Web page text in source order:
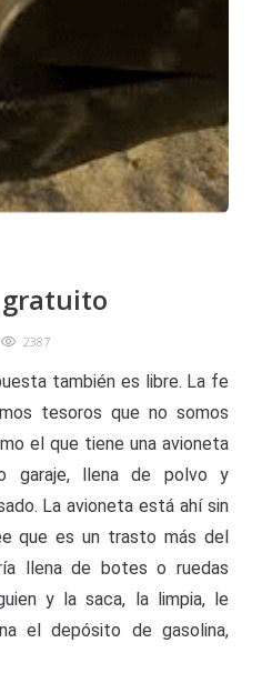
gratuito
2387
también es libre. La fe
tesoros que no somos
el que tiene una avioneta
garaje, llena de polvo y
La avioneta está ahí sin
que es un trasto más del
llena de botes o ruedas
y la saca, la limpia, le
el depósito de gasolina,